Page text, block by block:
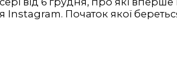
Instagram. Початок якої